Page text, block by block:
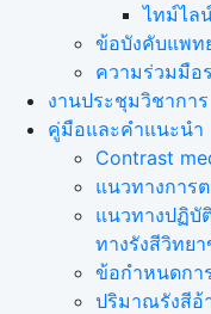
ไทม์ไล
ข้อบังคับแพท
ความร่วมมือ
งานประชุมวิชาการ
คู่มือและคำแนะนำ
Contrast
แนวทางการ
แนวทางปฏิบั
ทางรังสีวิทย
ข้อกำหนดกา
ปริมาณรังสีอ้